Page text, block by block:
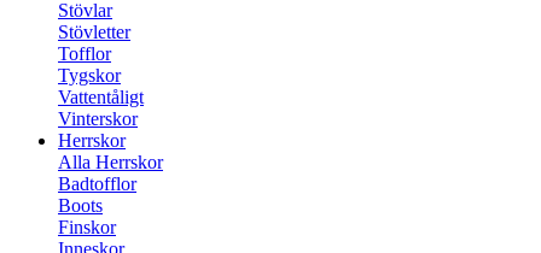
Stövlar
Stövletter
Tofflor
Tygskor
Vattentåligt
Vinterskor
Herrskor
Alla Herrskor
Badtofflor
Boots
Finskor
Inneskor